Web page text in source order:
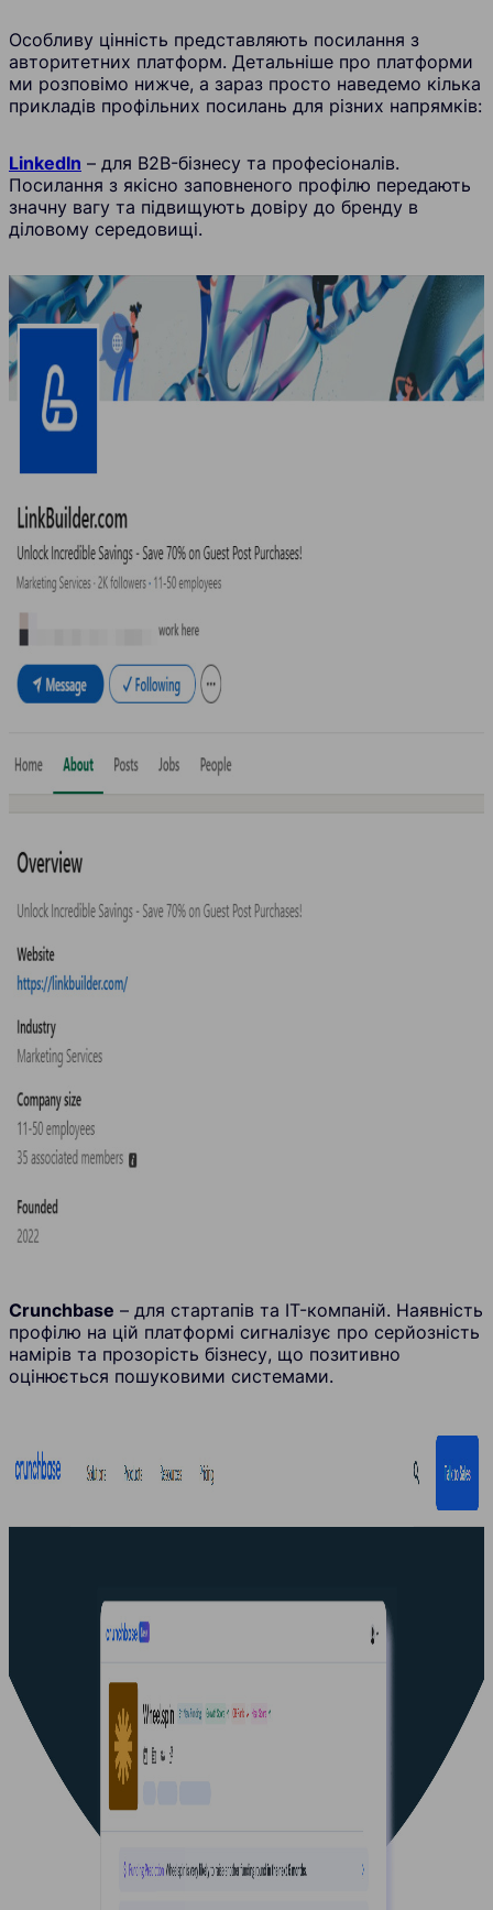
Особливу цінність представляють посилання з
авторитетних платформ. Детальніше про платформи
ми розповімо нижче, а зараз просто наведемо кілька
прикладів профільних посилань для різних напрямків:
LinkedIn – для B2B-бізнесу та професіоналів.
Посилання з якісно заповненого профілю передають
значну вагу та підвищують довіру до бренду в
діловому середовищі.
Crunchbase – для стартапів та IT-компаній. Наявність
профілю на цій платформі сигналізує про серйозність
намірів та прозорість бізнесу, що позитивно
оцінюється пошуковими системами.